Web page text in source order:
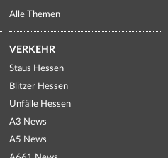
Alle Themen
VERKEHR
Staus Hessen
Blitzer Hessen
Unfälle Hessen
A3 News
A5 News